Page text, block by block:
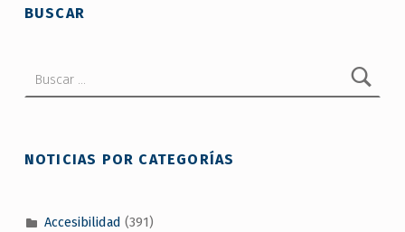
BUSCAR
NOTICIAS POR CATEGORÍAS
Accesibilidad (391)